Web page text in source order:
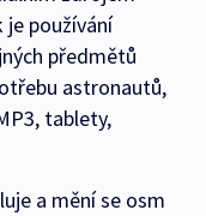
je používání
předmětů
astronautů,
tablety,
a mění se osm